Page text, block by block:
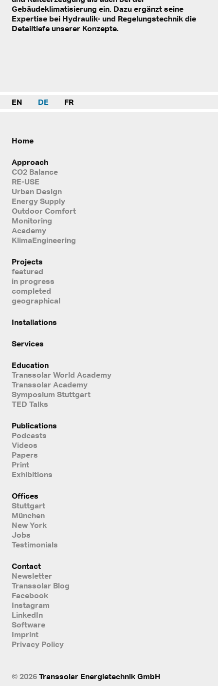
Gebäudeklimatisierung ein. Dazu ergänzt seine
Expertise bei Hydraulik- und Regelungstechnik die
Detailtiefe unserer Konzepte.
EN DE FR
Home
Approach
CO2 Balance
RE-USE
Urban Design
Energy Supply
Outdoor Comfort
Monitoring
Academy
KlimaEngineering
Projects
featured
in progress
completed
geographical
Installations
Services
Education
Transsolar World Academy
Transsolar Academy
Symposium Stuttgart
TED Talks
Publications
Podcasts
Videos
Papers
Print
Exhibitions
Offices
Stuttgart
München
New York
Jobs
Testimonials
Contact
Newsletter
Transsolar Blog
Facebook
Instagram
LinkedIn
Software
Imprint
Privacy Policy
© 2026 Transsolar Energietechnik GmbH